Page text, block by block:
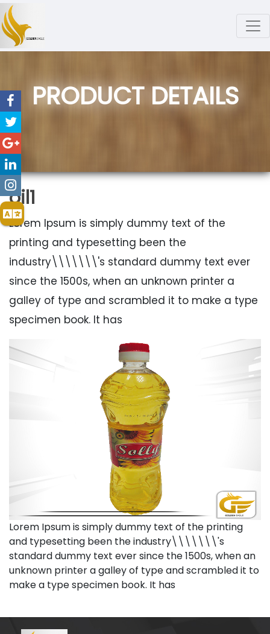
PRODUCT DETAILS
oil1
Lorem Ipsum is simply dummy text of the
printing and typesetting been the
industry\\\\\\\'s standard dummy text ever
since the 1500s, when an unknown printer a
galley of type and scrambled it to make a type
specimen book. It has
Lorem Ipsum is simply dummy text of the printing
and typesetting been the industry\\\\\\\'s
standard dummy text ever since the 1500s, when an
unknown printer a galley of type and scrambled it to
make a type specimen book. It has